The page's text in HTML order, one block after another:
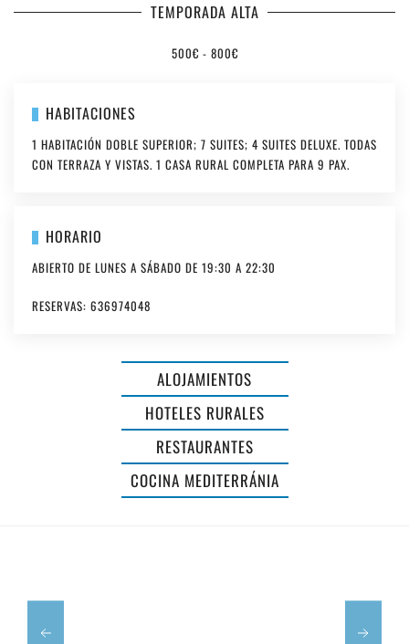
TEMPORADA ALTA
500€ - 800€
HABITACIONES
1 HABITACIÓN DOBLE SUPERIOR; 7 SUITES; 4 SUITES DELUXE. TODAS
CON TERRAZA Y VISTAS. 1 CASA RURAL COMPLETA PARA 9 PAX.
HORARIO
ABIERTO DE LUNES A SÁBADO DE 19:30 A 22:30
RESERVAS: 636974048
ALOJAMIENTOS
HOTELES RURALES
RESTAURANTES
COCINA MEDITERRÁNIA
AGROTURISMO
RESTAURANTE
LLUCASALDENT
GRAN
ADULTS